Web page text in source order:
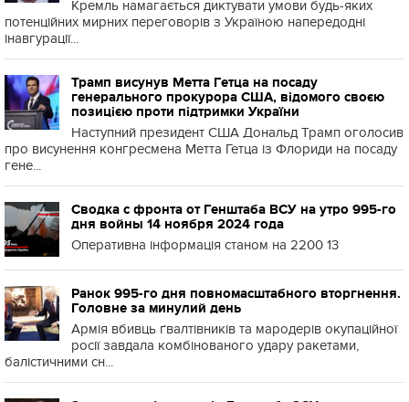
Кремль намагається диктувати умови будь-яких
потенційних мирних переговорів з Україною напередодні
інавгурації...
Трамп висунув Метта Гетца на посаду
генерального прокурора США, відомого своєю
позицією проти підтримки України
Наступний президент США Дональд Трамп оголосив
про висунення конгресмена Метта Гетца із Флориди на посаду
гене...
Сводка с фронта от Генштаба ВСУ на утро 995-го
дня войны 14 ноября 2024 года
Оперативна інформація станом на 2200 13
Ранок 995-го дня повномасштабного вторгнення.
Головне за минулий день
Армія вбивць ґвалтівників та мародерів окупаційної
росії завдала комбінованого удару ракетами,
балістичними сн...